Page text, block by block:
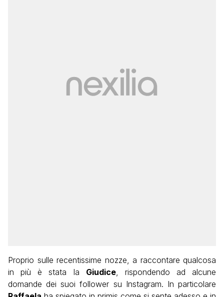
Proprio sulle recentissime nozze, a raccontare qualcosa
in più è stata la Giudice, rispondendo ad alcune
domande dei suoi follower su Instagram. In particolare